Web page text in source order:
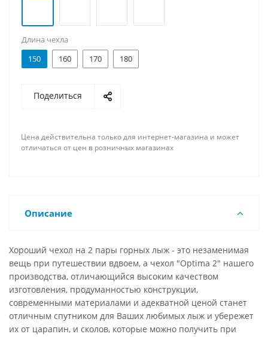
Длина чехла
150
160 170 180
Поделиться
Цена действительна только для интернет-магазина и может
отличаться от цен в розничных магазинах
Описание
Хороший чехол на 2 пары горных лыж - это незаменимая
вещь при путешествии вдвоем, а чехол "Optima 2" нашего
производства, отличающийся высоким качеством
изготовления, продуманностью конструкции,
современными материалами и адекватной ценой станет
отличным спутником для Ваших любимых лыж и убережет
их от царапин, и сколов, которые можно получить при